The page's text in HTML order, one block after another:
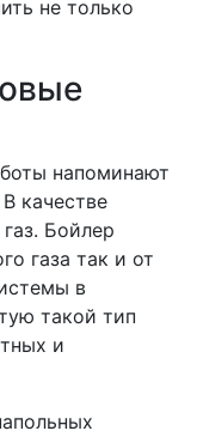
не только
напоминают
качестве
Бойлер
газа так и от
в
такой тип
и